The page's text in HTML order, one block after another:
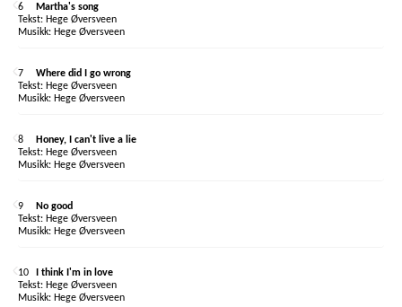
6
Martha's song
Hege Øversveen
Hege Øversveen
7
Where did I go wrong
Hege Øversveen
Hege Øversveen
8
Honey, I can't live a lie
Hege Øversveen
Hege Øversveen
9
No good
Hege Øversveen
Hege Øversveen
10
I think I'm in love
Hege Øversveen
Hege Øversveen